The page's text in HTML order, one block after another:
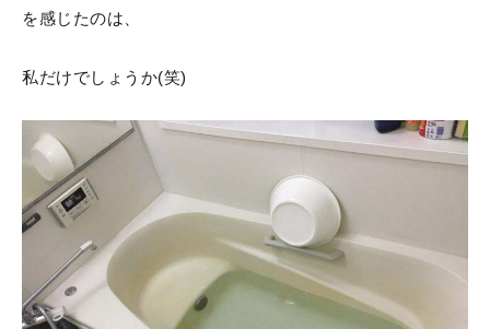
を感じたのは、
私だけでしょうか(笑)